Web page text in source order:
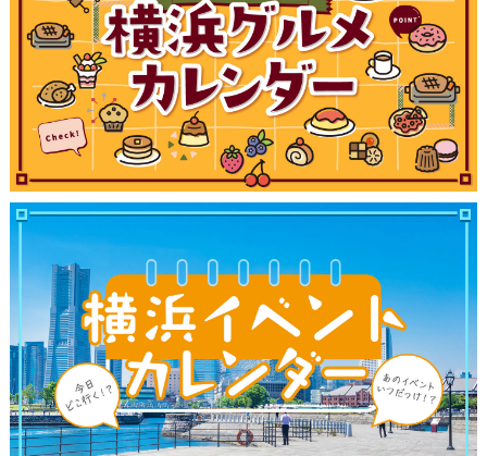
観光ガイド
ランキング
ブログ記事